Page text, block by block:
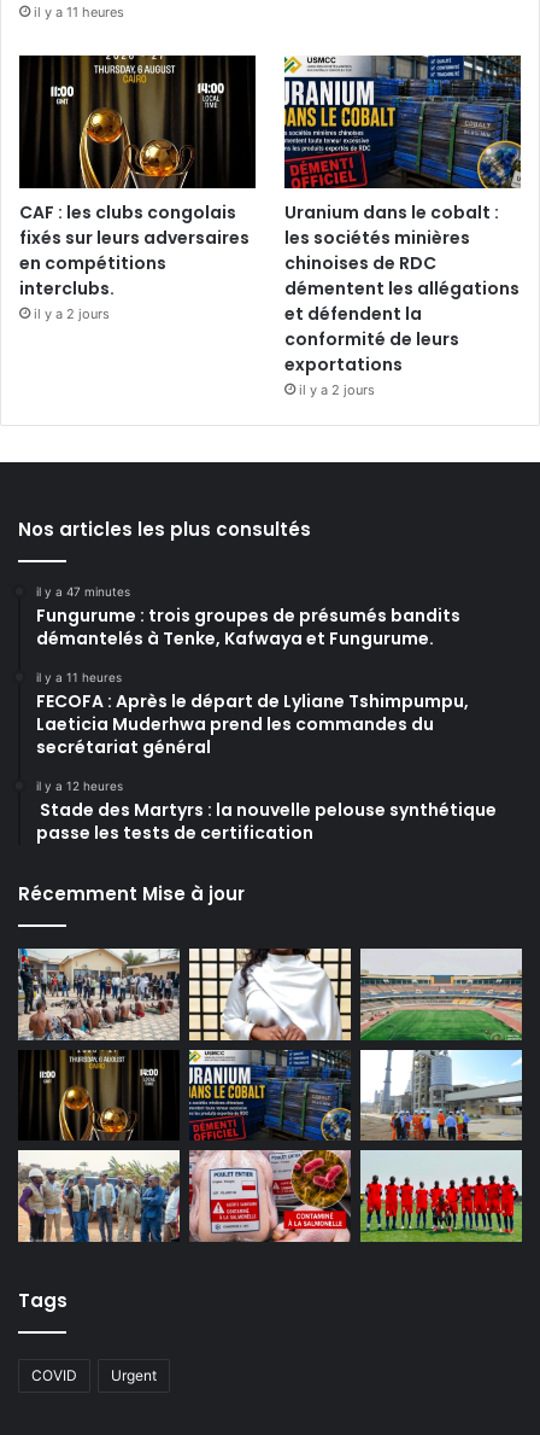
il y a 11 heures
CAF : les clubs congolais
fixés sur leurs adversaires
en compétitions
interclubs.
il y a 2 jours
Uranium dans le cobalt :
les sociétés minières
chinoises de RDC
démentent les allégations
et défendent la
conformité de leurs
exportations
il y a 2 jours
Nos articles les plus consultés
il y a 47 minutes
Fungurume : trois groupes de présumés bandits
démantelés à Tenke, Kafwaya et Fungurume.
il y a 11 heures
FECOFA : Après le départ de Lyliane Tshimpumpu,
Laeticia Muderhwa prend les commandes du
secrétariat général
il y a 12 heures
Stade des Martyrs : la nouvelle pelouse synthétique
passe les tests de certification
Récemment Mise à jour
Tags
COVID Urgent